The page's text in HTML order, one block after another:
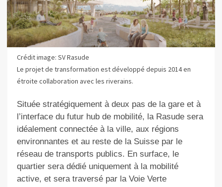
Crédit image: SV Rasude
Le projet de transformation est développé depuis 2014 en
étroite collaboration avec les riverains.
Située stratégiquement à deux pas de la gare et à
l’interface du futur hub de mobilité, la Rasude sera
idéalement connectée à la ville, aux régions
environnantes et au reste de la Suisse par le
réseau de transports publics. En surface, le
quartier sera dédié uniquement à la mobilité
active, et sera traversé par la Voie Verte